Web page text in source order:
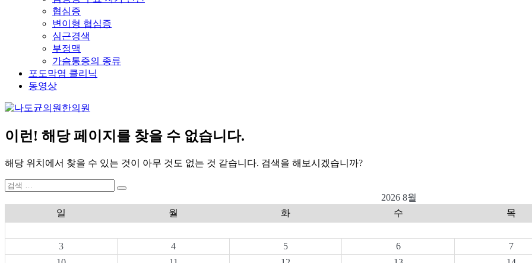
협심증
변이형 협심증
심근경색
부정맥
가슴통증의 종류
포도막염 클리닉
동영상
이런! 해당 페이지를 찾을 수 없습니다.
해당 위치에서 찾을 수 있는 것이 아무 것도 없는 것 같습니다. 검색을 해보시겠습니까?
검
검
색
2026 8월
일
월 화 수 목
3 4 5 6
7